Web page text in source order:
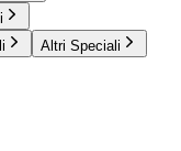
Altri Speciali